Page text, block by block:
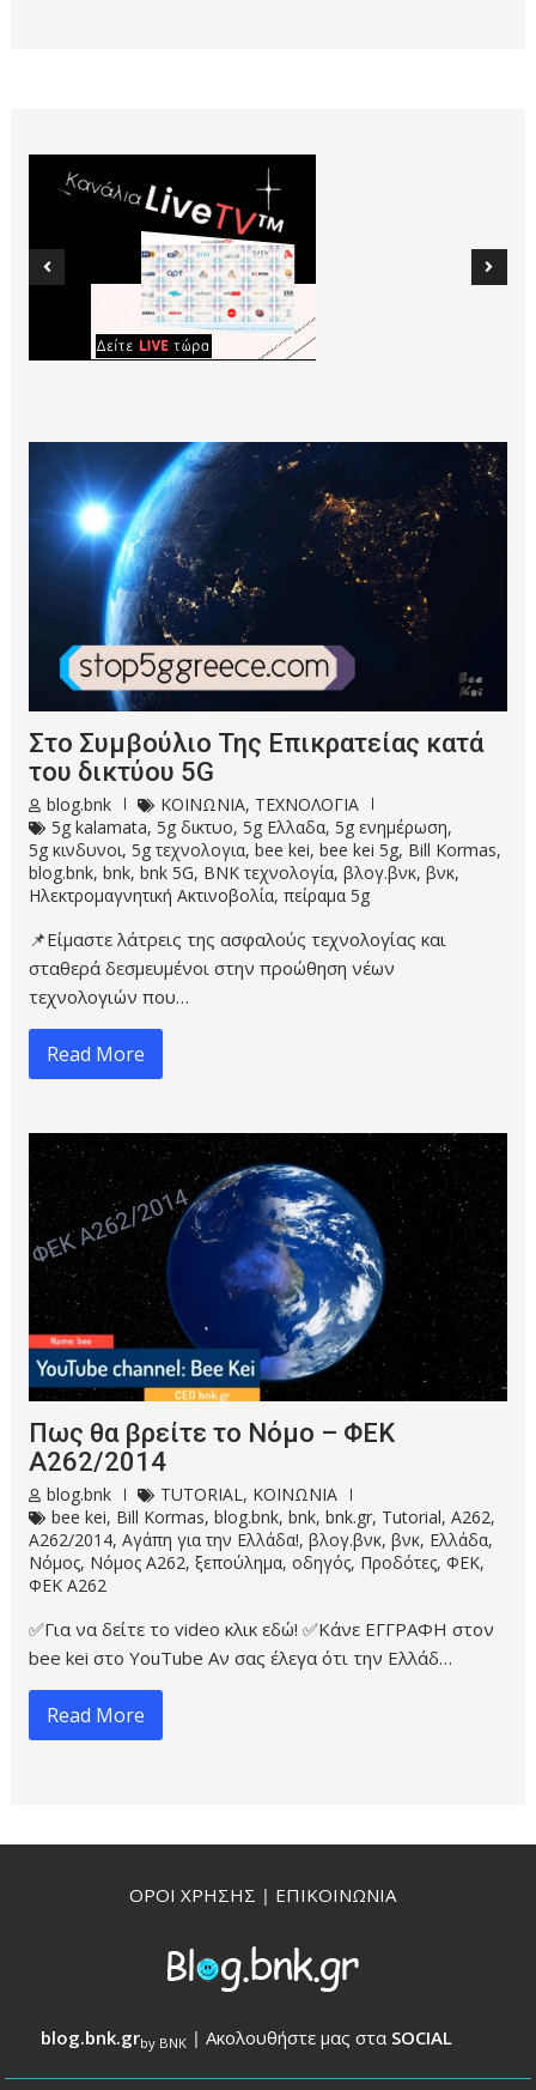
Στο Συμβούλιο Της Επικρατείας κατά
του δικτύου 5G
blog.bnk ΚΟΙΝΩΝΙΑ, ΤΕΧΝΟΛΟΓΙΑ
5g kalamata,5g δικτυο,5g Ελλαδα,5g ενημέρωση,
5g κινδυνοι,5g τεχνολογια,bee kei,bee kei 5g, Bill Kormas,
blog.bnk,bnk,bnk 5G, BNK τεχνολογία,βλογ.βνκ,βνκ,
Ηλεκτρομαγνητική Ακτινοβολία,πείραμα 5g
📌Είμαστε λάτρεις της ασφαλούς τεχνολογίας και
σταθερά δεσμευμένοι στην προώθηση νέων
τεχνολογιών που…
Read More
Πως θα βρείτε το Νόμο – ΦΕΚ
Α262/2014
blog.bnk TUTORIAL, ΚΟΙΝΩΝΙΑ
bee kei, Bill Kormas,blog.bnk,bnk,bnk.gr, Tutorial,Α262,
Α262/2014,Αγάπη για την Ελλάδα!,βλογ.βνκ,βνκ, Ελλάδα,
Νόμος, Νόμος Α262,ξεπούλημα,οδηγός, Προδότες,ΦΕΚ,
ΦΕΚ Α262
✅Για να δείτε το video κλικ εδώ! ✅Κάνε ΕΓΓΡΑΦΗ στον
bee kei στο YouTube Αν σας έλεγα ότι την Ελλάδ…
Read More
ΟΡΟΙ ΧΡΗΣΗΣ | ΕΠΙΚΟΙΝΩΝΙΑ
blog.bnk.grby BNK |Ακολουθήστε μας στα SOCIAL